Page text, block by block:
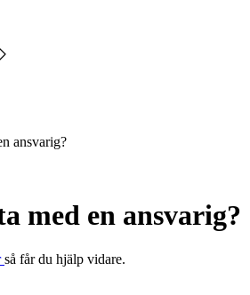
ansvarig?
med en ansvarig?
så får du hjälp vidare.